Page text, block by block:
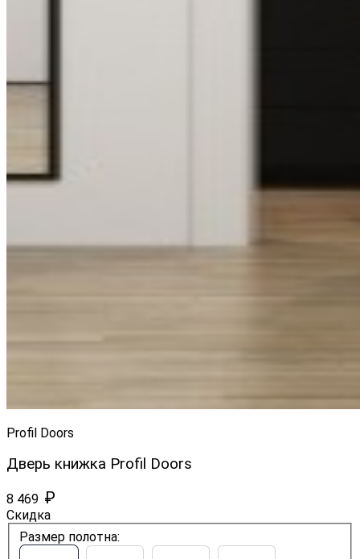
Profil Doors
Дверь книжка Profil Doors
8 469 ₽
Скидка
Размер полотна: